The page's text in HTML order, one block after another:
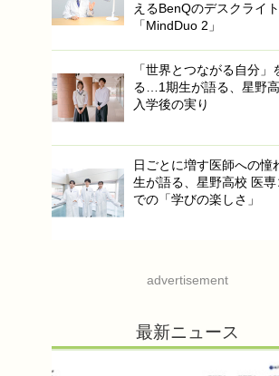
えるBenQのデスクライト
「MindDuo 2」
「世界とつながる自分」
る…1期生が語る、星野
入学後の実り
日ごとに増す医師への
生が語る、星野高校 医専
での「学びの楽しさ」
advertisement
最新ニュース